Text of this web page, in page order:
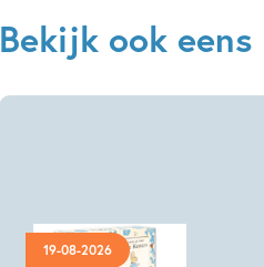
Bekijk ook eens
19-08-2026